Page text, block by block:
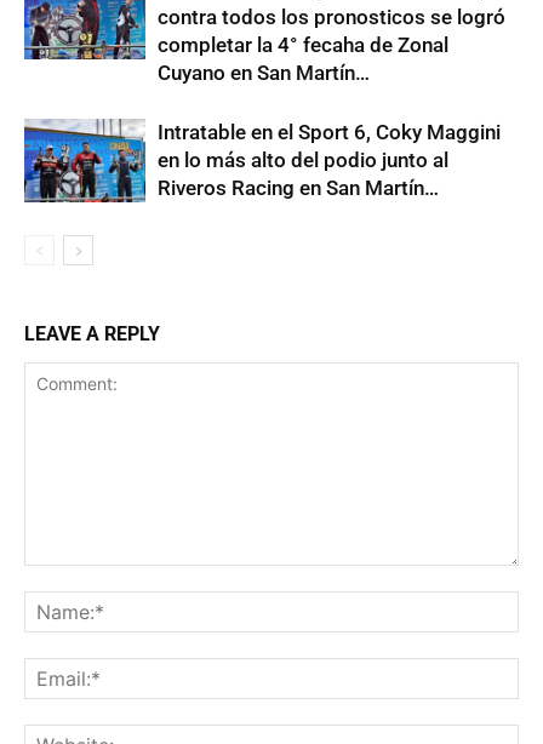
contra todos los pronosticos se logró
completar la 4° fecaha de Zonal
Cuyano en San Martín…
Intratable en el Sport 6, Coky Maggini
en lo más alto del podio junto al
Riveros Racing en San Martín…
LEAVE A REPLY